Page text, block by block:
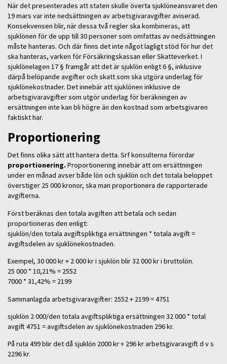
När det presenterades att staten skulle överta sjuklöneansvaret den
19 mars var inte nedsättningen av arbetsgivaravgifter aviserad.
Konsekvensen blir, när dessa två regler ska kombineras, att
sjuklönen för de upp till 30 personer som omfattas av nedsättningen
måste hanteras. Och där finns det inte något lagligt stöd för hur det
ska hanteras, varken för Försäkringskassan eller Skatteverket. I
sjuklönelagen 17 § framgår att det är sjuklön enligt 6 §, inklusive
därpå belöpande avgifter och skatt som ska utgöra underlag för
sjuklönekostnader. Det innebär att sjuklönen inklusive de
arbetsgivaravgifter som utgör underlag för beräkningen av
ersättningen inte kan bli högre än den kostnad som arbetsgivaren
faktiskt har.
Proportionering
Det finns olika sätt att hantera detta. Srf konsulterna förordar
proportionering.Proportionering innebär att om ersättningen
under en månad avser både lön och sjuklön och det totala beloppet
överstiger 25 000 kronor, ska man proportionera de rapporterade
avgifterna.
Först beräknas den totala avgiften att betala och sedan
proportioneras den enligt:
sjuklön/den totala avgiftspliktiga ersättningen * totala avgift =
avgiftsdelen av sjuklönekostnaden.
Exempel, 30 000 kr + 2 000 kr i sjuklön blir 32 000 kr i bruttolön.
25 000 * 10,21% = 2552
7000 * 31,42% = 2199
Sammanlagda arbetsgivaravgifter: 2552 + 2199 = 4751
sjuklön 2 000/den totala avgiftspliktiga ersättningen 32 000 * total
avgift 4751 = avgiftsdelen av sjuklönekostnaden 296 kr.
På ruta 499 blir det då sjuklön 2000 kr + 296 kr arbetsgivaravgift d v s
2296 kr.